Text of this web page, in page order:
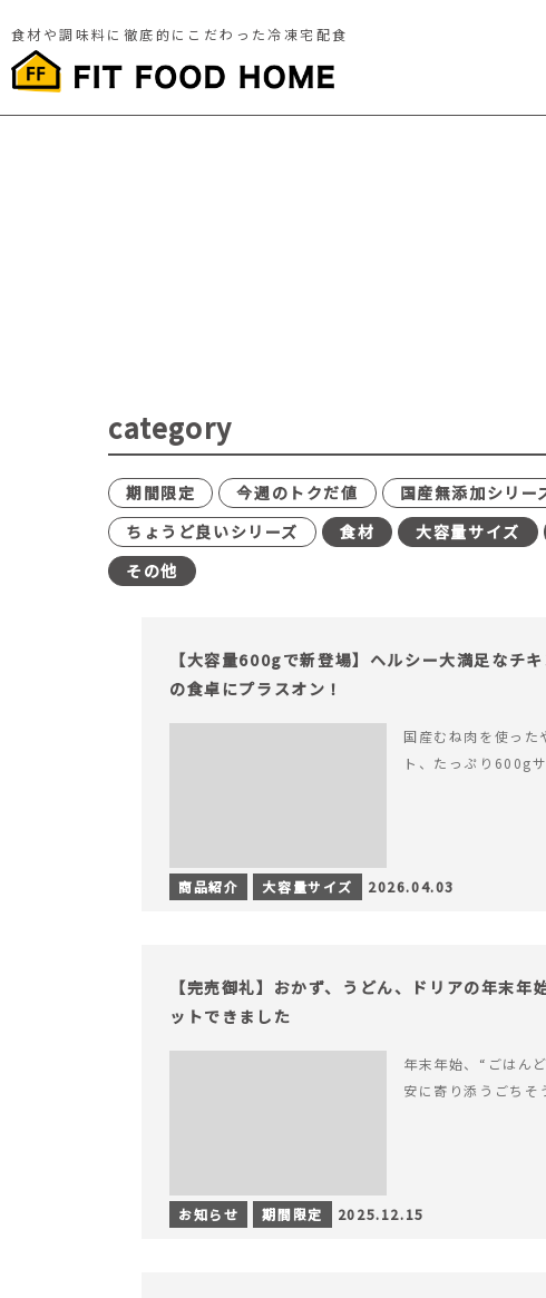
食材や調味料に徹底的にこだわった冷凍宅配食
category
期間限定 今週のトクだ値 国産無添加シリー
ちょうど良いシリーズ
食材 大容量サイズ
その他
【大容量600gで新登場】ヘルシー大満足なチ
の食卓にプラスオン！
国産むね肉を使った
ト、たっぷり600g
商品紹介 大容量サイズ 2026.04.03
【完売御礼】おかず、うどん、ドリアの年末年
ットできました
年末年始、“ごはん
安に寄り添うごちそ
お知らせ 期間限定 2025.12.15